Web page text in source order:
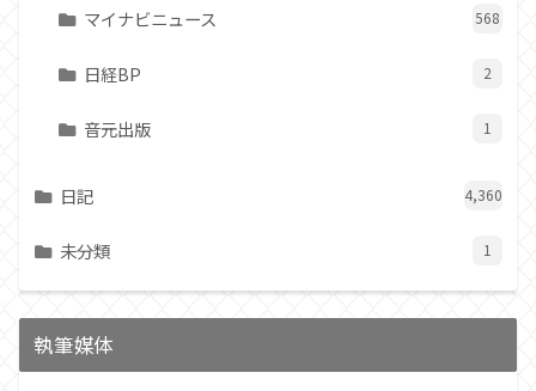
マイナビニュース 568
日経BP 2
音元出版 1
日記 4,360
未分類 1
執筆媒体